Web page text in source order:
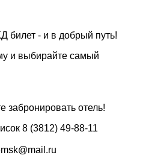
билет - и в добрый путь!
и выбирайте самый
забронировать отель!
8 (3812) 49-88-11